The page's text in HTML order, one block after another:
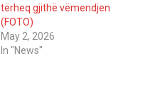
tërheq gjithë vëmendjen
(FOTO)
May 2, 2026
In "News"